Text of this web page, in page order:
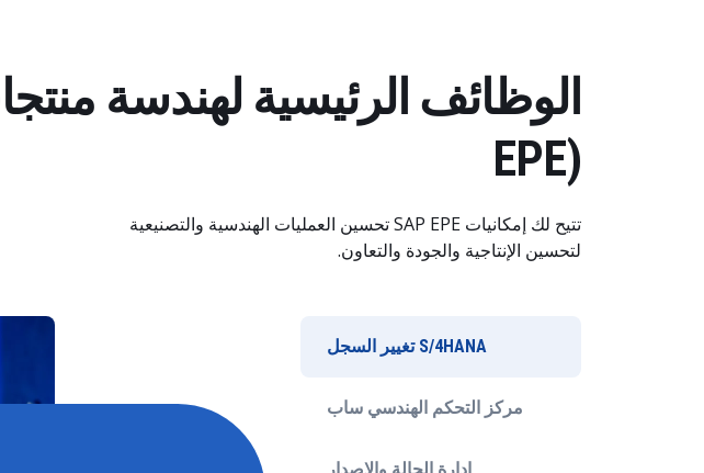
EPE)
تتيح لك إمكانيات SAP EPE تحسين العمليات الهندسية والتصنيعية
لتحسين الإنتاجية والجودة والتعاون.
S/4HANA تغيير السجل
مركز التحكم الهندسي ساب